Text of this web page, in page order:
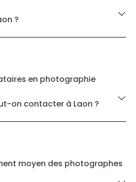
?
en photographie
on contacter à Laon ?
moyen des photographes